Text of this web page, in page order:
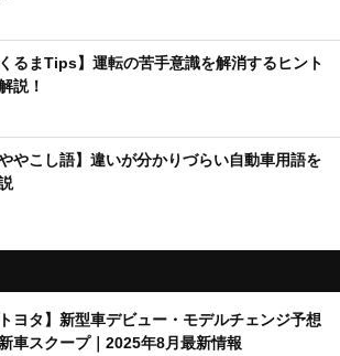
くるまTips】運転の苦手意識を解消するヒント
説！
ややこし語】違いが分かりづらい自動車用語を
トヨタ】新型車デビュー・モデルチェンジ予想
車スクープ｜2025年8月最新情報